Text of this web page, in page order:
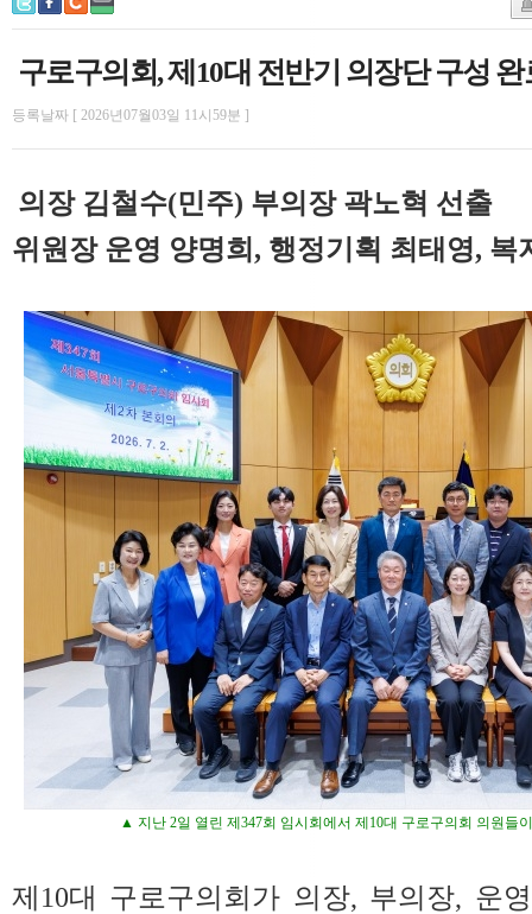
구로구의회, 제10대 전반기 의장단 구성 완
등록날짜 [ 2026년07월03일 11시59분 ]
의장 김철수(민주) 부의장 곽노혁 선출
위원장 운영 양명희, 행정기획 최태영, 복
▲ 지난 2일 열린 제347회 임시회에서 제10대 구로구의회 의원들
제10대 구로구의회가 의장, 부의장, 운